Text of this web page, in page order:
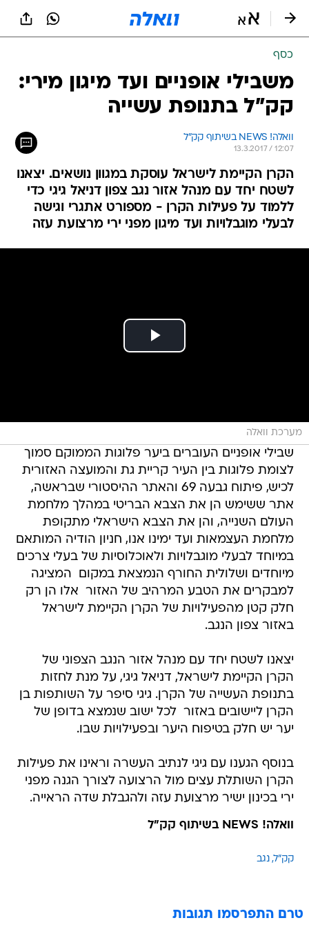
כסף
משבילי אופניים ועד מיגון מירי:
קק"ל בתנופת עשייה
וואלה! NEWS בשיתוף קק"ל
13.3.2017 / 12:07
הקרן הקיימת לישראל עוסקת במגוון נושאים. יצאנו
לשטח יחד עם מנהל אזור נגב צפון דניאל גיגי כדי
ללמוד על פעילות הקרן - מספורט אתגרי וגישה
לבעלי מוגבלויות ועד מיגון מפני ירי מרצועת עזה
מערכת וואלה
שבילי אופניים העוברים ביער פלוגות הממוקם סמוך
לצומת פלוגות בין העיר קריית גת והמועצה האזורית
לכיש, פיתוח גבעה 69 והאתר ההיסטורי שבראשה,
אתר ששימש הן את הצבא הבריטי במהלך מלחמת
העולם השנייה, והן את הצבא הישראלי מתקופת
מלחמת העצמאות ועד ימינו אנו, חניון הודיה המותאם
במיוחד לבעלי מוגבלויות ולאוכלוסיות של בעלי צרכים
מיוחדים ושלולית החורף הנמצאת במקום  המציגה
למבקרים את הטבע המרהיב של האזור  אלו הן רק
חלק קטן מהפעילויות של הקרן הקיימת לישראל
באזור צפון הנגב.
יצאנו לשטח יחד עם מנהל אזור הנגב הצפוני של
הקרן הקיימת לישראל, דניאל גיגי, על מנת לחזות
בתנופת העשייה של הקרן. גיגי סיפר על השותפות בן
הקרן ליישובים באזור  לכל ישוב שנמצא בדופן של
יער יש חלק בטיפוח היער ובפעילויות שבו.
בנוסף הגענו עם גיגי לנתיב העשרה וראינו את פעילות
הקרן השותלת עצים מול הרצועה לצורך הגנה מפני
ירי בכינון ישיר מרצועת עזה ולהגבלת שדה הראייה.
וואלה! NEWS בשיתוף קק"ל
קק"ל נגב
טרם התפרסמו תגובות